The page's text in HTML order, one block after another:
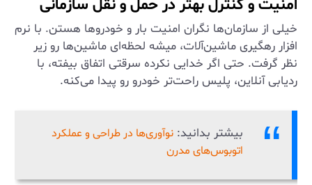
امنیت و کنترل بهتر در حمل و نقل سازمانی
خیلی از سازمان‌ها نگران امنیت بار و خودروها هستن. با نرم
افزار رهگیری ماشین‌آلات، میشه لحظه‌ای ماشین‌ها رو زیر
نظر گرفت. حتی اگر خدایی نکرده سرقتی اتفاق بیفته، با
ردیابی آنلاین، پلیس راحت‌تر خودرو رو پیدا می‌کنه.
بیشتر بدانید: نوآوری‌ها در طراحی و عملکرد
اتوبوس‌های مدرن